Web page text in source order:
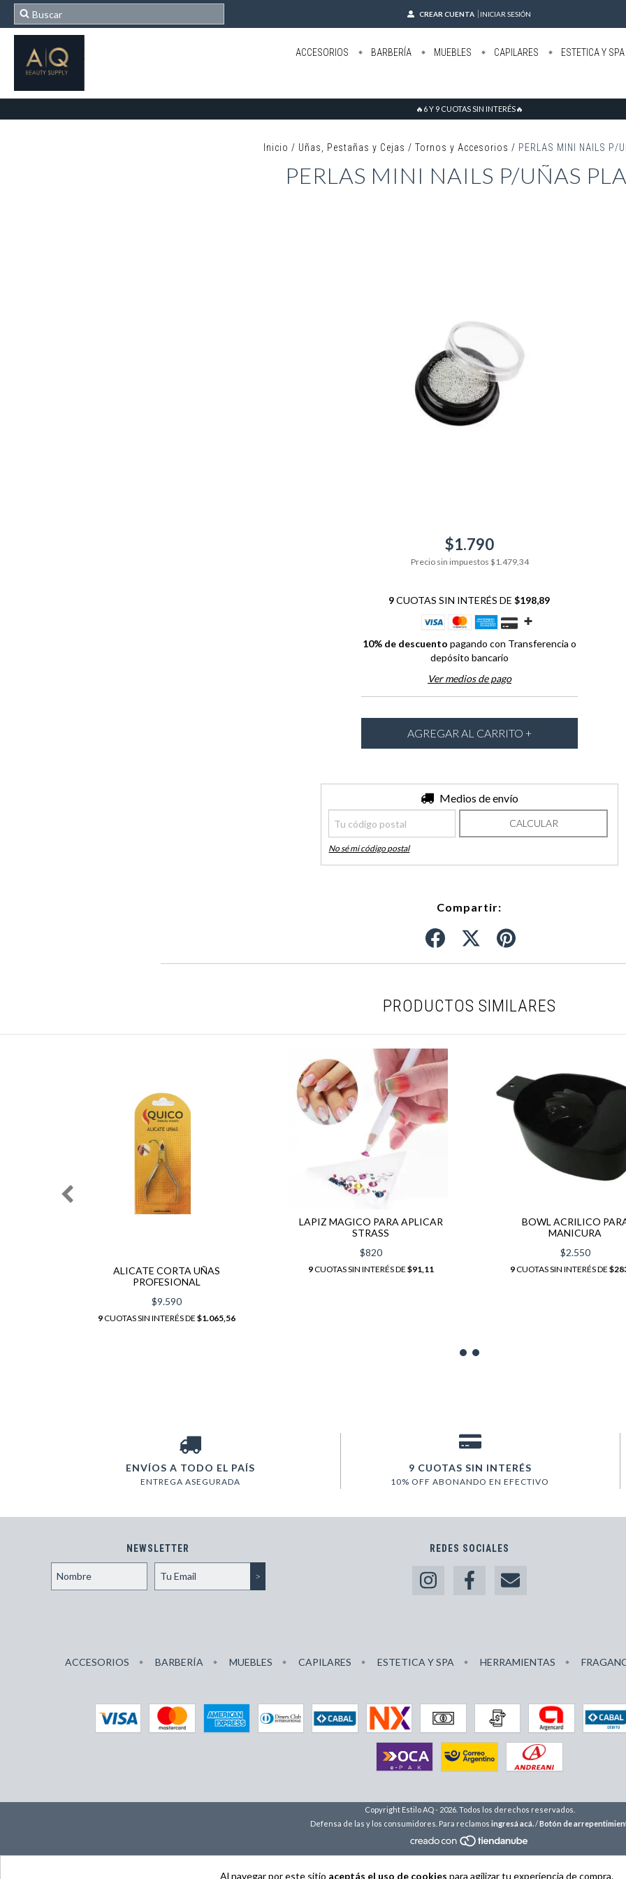
CREAR CUENTA INICIAR SESIÓN
Al navegar por este sitio aceptás el uso de cookies para agilizar tu experiencia de compra.
ACCESORIOS BARBERÍA MUEBLES CAPILARES ESTETICA Y SPA
🔥6 Y 9 CUOTAS SIN INTERÉS🔥
Inicio / Uñas, Pestañas y Cejas / Tornos y Accesorios / PERLAS MINI NAILS P/
PERLAS MINI NAILS P/UÑAS
$1.790
Precio sin impuestos $1.479,34
9CUOTAS SIN INTERÉS DE$198,89
10% de descuento pagando con Transferencia o
depósito bancario
Ver medios de pago
Medios de envío
CALCULAR
No sé mi código postal
Compartir:
PRODUCTOS SIMILARES
ALICATE CORTA UÑAS
PROFESIONAL
$9.590
9CUOTAS SIN INTERÉS DE $1.065,56
LAPIZ MAGICO PARA APLICAR
STRASS
$820
9CUOTAS SIN INTERÉS DE $91,11
BOWL ACRILICO
MANICURA
$2.550
9CUOTAS SIN INTERÉS DE
ENVÍOS A TODO EL PAÍS
ENTREGA ASEGURADA
9 CUOTAS SIN INTERÉS
10% OFF ABONANDO EN EFECTIVO
NEWSLETTER REDES SOCIALES
ACCESORIOS BARBERÍA MUEBLES CAPILARES ESTETICA Y SPA HERRAMIENTAS
Copyright Estilo AQ - 2026. Todos los derechos reservados.
Defensa de las y los consumidores. Para reclamos ingresá acá. /Botón de